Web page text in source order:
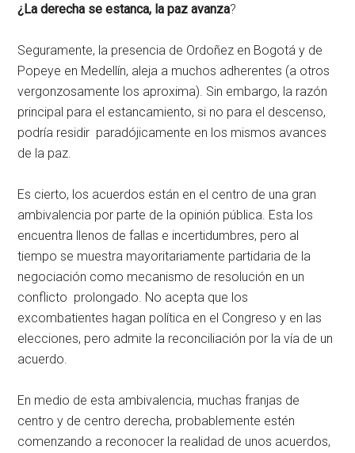
¿La derecha se estanca, la paz avanza?
Seguramente, la presencia de Ordoñez en Bogotá y de
Popeye en Medellín, aleja a muchos adherentes (a otros
vergonzosamente los aproxima). Sin embargo, la razón
principal para el estancamiento, si no para el descenso,
podría residir paradójicamente en los mismos avances
de la paz.
Es cierto, los acuerdos están en el centro de una gran
ambivalencia por parte de la opinión pública. Esta los
encuentra llenos de fallas e incertidumbres, pero al
tiempo se muestra mayoritariamente partidaria de la
negociación como mecanismo de resolución en un
conflicto prolongado. No acepta que los
excombatientes hagan política en el Congreso y en las
elecciones, pero admite la reconciliación por la vía de un
acuerdo.
En medio de esta ambivalencia, muchas franjas de
centro y de centro derecha, probablemente estén
comenzando a reconocer la realidad de unos acuerdos,